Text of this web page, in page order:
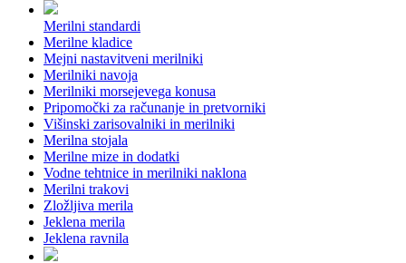
Merilni standardi
Merilne kladice
Mejni nastavitveni merilniki
Merilniki navoja
Merilniki morsejevega konusa
Pripomočki za računanje in pretvorniki
Višinski zarisovalniki in merilniki
Merilna stojala
Merilne mize in dodatki
Vodne tehtnice in merilniki naklona
Merilni trakovi
Zložljiva merila
Jeklena merila
Jeklena ravnila